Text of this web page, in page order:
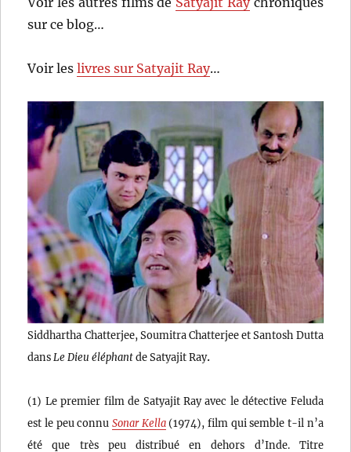
sur ce blog…
Voir leslivres sur Satyajit Ray…
Siddhartha Chatterjee, Soumitra Chatterjee et Santosh Dutta
dans Le Dieu éléphantde Satyajit Ray.
(1) Le premier film de Satyajit Ray avec le détective Feluda
est le peu connu Sonar Kella(1974), film qui semble t-il n’a
été que très peu distribué en dehors d’Inde. Titre